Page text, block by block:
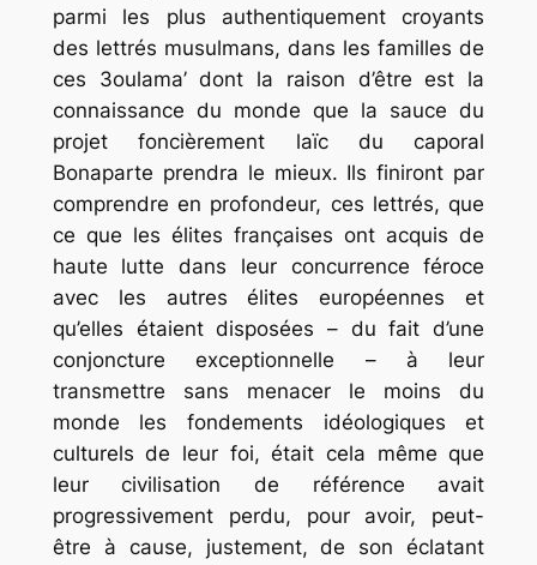
parmi les plus authentiquement croyants
des lettrés musulmans, dans les familles de
ces 3oulama’dont la raison d’être est la
connaissance du monde que la sauce du
projet foncièrement laïc du caporal
Bonaparte prendra le mieux. Ils finiront par
comprendre en profondeur, ces lettrés, que
ce que les élites françaises ont acquis de
haute lutte dans leur concurrence féroce
avec les autres élites européennes et
qu’elles étaient disposées – du fait d’une
conjoncture exceptionnelle – à leur
transmettre sans menacer le moins du
monde les fondements idéologiques et
culturels de leur foi, était cela même que
leur civilisation de référence avait
progressivement perdu, pour avoir, peut-
être à cause, justement, de son éclatant